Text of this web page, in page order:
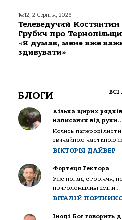
14:12, 2 Серпня, 2026
Телеведучий Костянтин
Грубич про
«Я думав, мене вже
здивувати»
БЛОГИ ВСІ
Кілька щирих
написаних від руки…
Колись паперові
звичайною частиною
ВІКТОРІЯ ДАЙВЕР
Фортеця Гектора
Уже понад сторіччя,
приголомшливі зміни...
ВІТАЛІЙ
Іноді Бог говорить